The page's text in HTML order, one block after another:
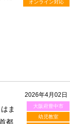
オンライン対応
2026年4月02日
大阪府豊中市
幼児教室
ま
都